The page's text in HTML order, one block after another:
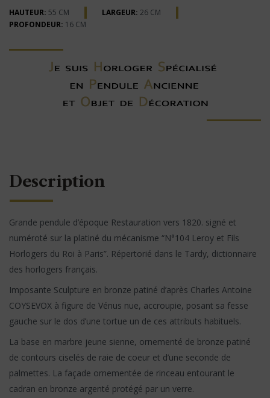
HAUTEUR: 55 CM LARGEUR: 26 CM
PROFONDEUR: 16 CM
Description
Grande pendule d’époque Restauration vers 1820. signé et
numéroté sur la platiné du mécanisme “N°104 Leroy et Fils
Horlogers du Roi à Paris”. Répertorié dans le Tardy, dictionnaire
des horlogers français.
Imposante Sculpture en bronze patiné d’après Charles Antoine
COYSEVOX à figure de Vénus nue, accroupie, posant sa fesse
gauche sur le dos d’une tortue un de ces attributs habituels.
La base en marbre jeune sienne, ornementé de bronze patiné
de contours ciselés de raie de coeur et d’une seconde de
palmettes. La façade ornementée de rinceau entourant le
cadran en bronze argenté protégé par un verre.